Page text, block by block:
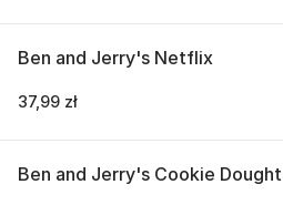
Ben and Jerry's Netflix
37,99 zł
Ben and Jerry's Cookie Dought